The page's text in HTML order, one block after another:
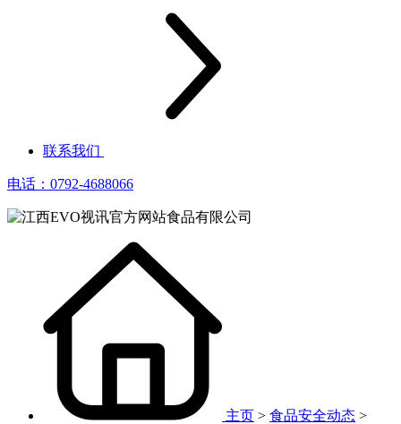
联系我们
电话：0792-4688066
主页 > 食品安全动态 >